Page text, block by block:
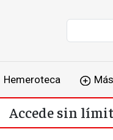
Hemeroteca
Accede sin